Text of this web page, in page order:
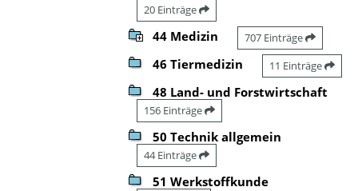
20 Einträge
44 Medizin 707 Einträge
46 Tiermedizin 11 Einträge
48 Land- und Forstwirtschaft
156 Einträge
50 Technik allgemein
44 Einträge
51 Werkstoffkunde